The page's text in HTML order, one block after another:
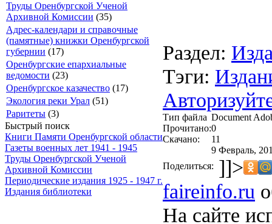
Труды Оренбургской Ученой
Архивной Комиссии (35)
Адрес-календари и справочные
(памятные) книжки Оренбургской
губернии (17)
Оренбургские епархиальные
ведомости (23)
Оренбургское казачество (17)
Экология реки Урал (51)
Раритеты (3)
Быстрый поиск
Книги Памяти Оренбургской области
Газеты военных лет 1941 - 1945
Труды Оренбургской Ученой
Архивной Комиссии
Периодические издания 1925 - 1947 г.
Издания библиотеки
Раздел:
Тэги:
Тип файла Document
Прочитано:0
Скачано:
11
9 Февраль,
Поделиться: ]]>
faireinfo.ru
На сайте